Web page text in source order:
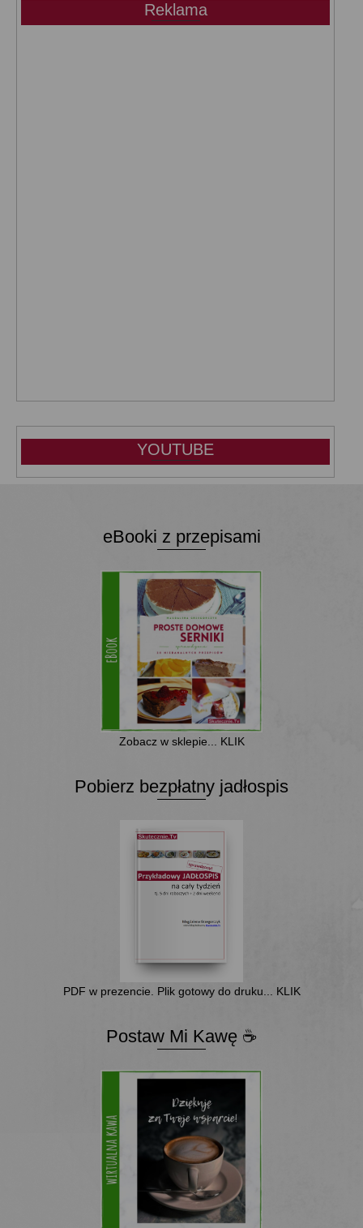
Reklama
YOUTUBE
eBooki z przepisami
Zobacz w sklepie... KLIK
Pobierz bezpłatny jadłospis
PDF w prezencie. Plik gotowy do druku... KLIK
Postaw Mi Kawę ☕